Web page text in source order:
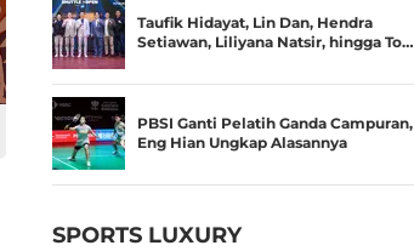
Taufik Hidayat, Lin Dan, Hendra
Setiawan, Liliyana Natsir, hingga To…
PBSI Ganti Pelatih Ganda Campuran,
Eng Hian Ungkap Alasannya
SPORTS LUXURY